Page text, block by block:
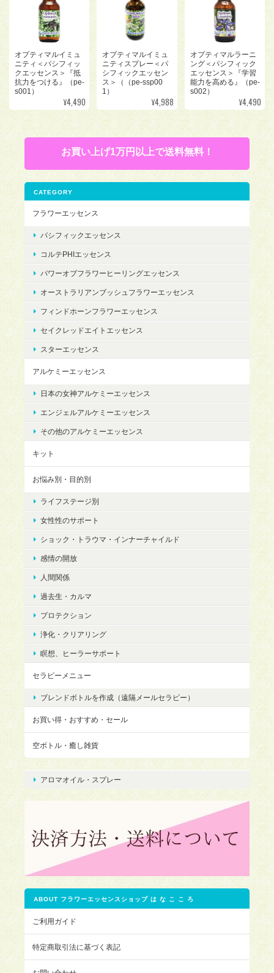
オプティマルイミュ
ニティ＜パシフィッ
クエッセンス＞『抵
抗力をつける』（pe-
s001）
¥4,490
オプティマルイミュ
ニティスプレー＜パ
シフィックエッセン
ス＞（（pe-ssp00
1）
¥4,988
オプティマルラーニ
ング＜パシフィック
エッセンス＞『学習
能力を高める』（pe-
s002）
¥4,490
お買い上げ1万円以上で送料無料！
CATEGORY
フラワーエッセンス
パシフィックエッセンス
コルテPHIエッセンス
パワーオブフラワーヒーリングエッセンス
オーストラリアンブッシュフラワーエッセンス
フィンドホーンフラワーエッセンス
セイクレッドエイトエッセンス
スターエッセンス
アルケミーエッセンス
日本の女神アルケミーエッセンス
エンジェルアルケミーエッセンス
その他のアルケミーエッセンス
キット
お悩み別・目的別
ライフステージ別
女性性のサポート
ショック・トラウマ・インナーチャイルド
感情の開放
人間関係
過去生・カルマ
プロテクション
浄化・クリアリング
瞑想、ヒーラーサポート
セラピーメニュー
ブレンドボトルを作成（遠隔メールセラピー）
お買い得・おすすめ・セール
空ボトル・癒し雑貨
アロマオイル・スプレー
ABOUT フラワーエッセンスショップ は な こ こ ろ
ご利用ガイド
特定商取引法に基づく表記